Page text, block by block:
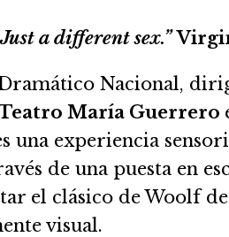
a different sex.”
Nacional,
María Guerrero
una experiencia
de una puesta en
el clásico de Woolf
visual.